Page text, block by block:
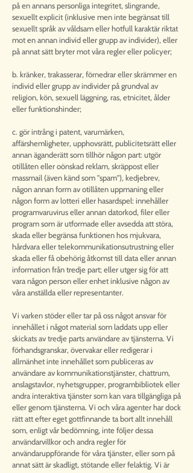
på en annans personliga integritet, slingrande,
sexuellt explicit (inklusive men inte begränsat till
sexuellt språk av våldsam eller hotfull karaktär riktat
mot en annan individ eller grupp av individer), eller
på annat sätt bryter mot våra regler eller policyer;
b. kränker, trakasserar, förnedrar eller skrämmer en
individ eller grupp av individer på grundval av
religion, kön, sexuell läggning, ras, etnicitet, ålder
eller funktionshinder;
c. gör intrång i patent, varumärken,
affärshemligheter, upphovsrätt, publicitetsrätt eller
annan äganderätt som tillhör någon part: utgör
otillåten eller oönskad reklam, skräppost eller
massmail (även känd som "spam"), kedjebrev,
någon annan form av otillåten uppmaning eller
någon form av lotteri eller hasardspel: innehåller
programvaruvirus eller annan datorkod, filer eller
program som är utformade eller avsedda att störa,
skada eller begränsa funktionen hos mjukvara,
hårdvara eller telekommunikationsutrustning eller
skada eller få obehörig åtkomst till data eller annan
information från tredje part; eller utger sig för att
vara någon person eller enhet inklusive någon av
våra anställda eller representanter.
Vi varken stöder eller tar på oss något ansvar för
innehållet i något material som laddats upp eller
skickats av tredje parts användare av tjänsterna. Vi
förhandsgranskar, övervakar eller redigerar i
allmänhet inte innehållet som publiceras av
användare av kommunikationstjänster, chattrum,
anslagstavlor, nyhetsgrupper, programbibliotek eller
andra interaktiva tjänster som kan vara tillgängliga på
eller genom tjänsterna. Vi och våra agenter har dock
rätt att efter eget gottfinnande ta bort allt innehåll
som, enligt vår bedömning, inte följer dessa
användarvillkor och andra regler för
användaruppförande för våra tjänster, eller som på
annat sätt är skadligt, stötande eller felaktig. Vi är